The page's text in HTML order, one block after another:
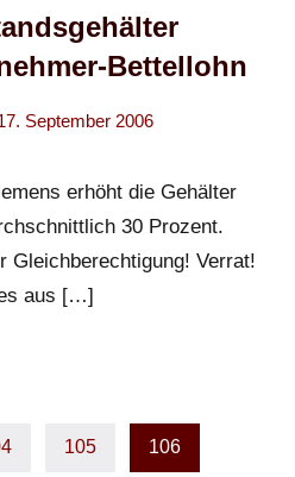
Bettellohn
September 2006
erhöht die Gehälter
30 Prozent.
Gleichberechtigung! Verrat!
aus […]
105 106